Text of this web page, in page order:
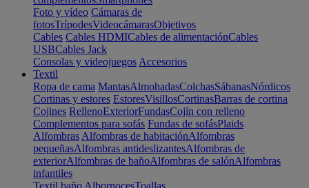
Foto y vídeo Cámaras de
fotosTrípodesVideocámarasObjetivos
Cables Cables HDMICables de alimentaciónCables
USBCables Jack
Consolas y videojuegos Accesorios
Textil
Ropa de cama MantasAlmohadasColchasSábanasNórdicos
Cortinas y estores EstoresVisillosCortinasBarras de cortina
Cojines RellenoExteriorFundasCojín con relleno
Complementos para sofás Fundas de sofásPlaids
Alfombras Alfombras de habitaciónAlfombras
pequeñasAlfombras antideslizantesAlfombras de
exteriorAlfombras de bañoAlfombras de salónAlfombras
infantiles
Textil baño AlbornocesToallas